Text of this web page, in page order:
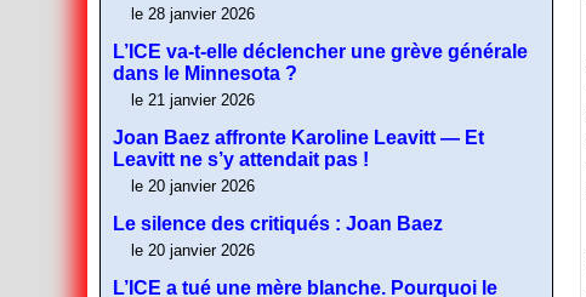
le 28 janvier 2026
L’ICE va-t-elle déclencher une grève générale
dans le Minnesota ?
le 21 janvier 2026
Joan Baez affronte Karoline Leavitt — Et
Leavitt ne s’y attendait pas !
le 20 janvier 2026
Le silence des critiqués : Joan Baez
le 20 janvier 2026
L’ICE a tué une mère blanche. Pourquoi le